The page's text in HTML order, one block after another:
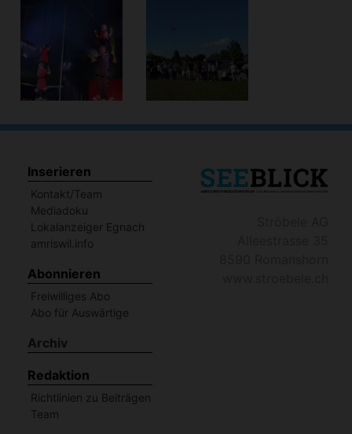
Inserieren
Kontakt/Team
Mediadoku
Lokalanzeiger Egnach
amriswil.info
Abonnieren
Freiwilliges Abo
Abo für Auswärtige
Archiv
Redaktion
Richtlinien zu Beiträgen
Team